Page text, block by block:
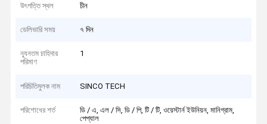
উৎপত্তি স্থল চীন
ডেলিভারি সময় ৭ দিন
ন্যূনতম চাহিদার
পরিমাণ
1
পরিচিতিমুলক নাম SINCO TECH
পরিশোধের শর্ত
ডি / এ, এল / সি, ডি / পি, টি / টি, ওয়েস্টার্ন ইউনিয়ন, মানিগ্রাম,
পেপ্যাল